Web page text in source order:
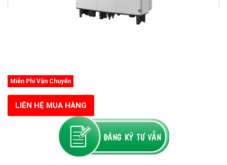
Miễn Phí Vận Chuyển
LIÊN HỆ MUA HÀNG